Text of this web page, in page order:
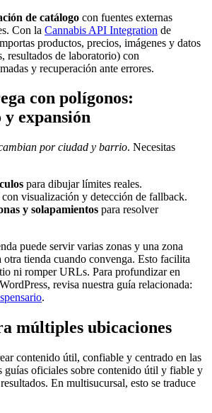
de catálogo con fuentes externas
Con la Cannabis API Integration de
productos, precios, imágenes y datos
resultados de laboratorio) con
y recuperación ante errores.
con polígonos:
expansión
por ciudad y barrio. Necesitas
para dibujar límites reales.
con visualización y detección de fallback.
y solapamientos para resolver
puede servir varias zonas y una zona
otra tienda cuando convenga. Esto facilita
ni romper URLs. Para profundizar en
revisa nuestra guía relacionada:
.
múltiples ubicaciones
contenido útil, confiable y centrado en las
guías oficiales sobre contenido útil y fiable y
En multisucursal, esto se traduce